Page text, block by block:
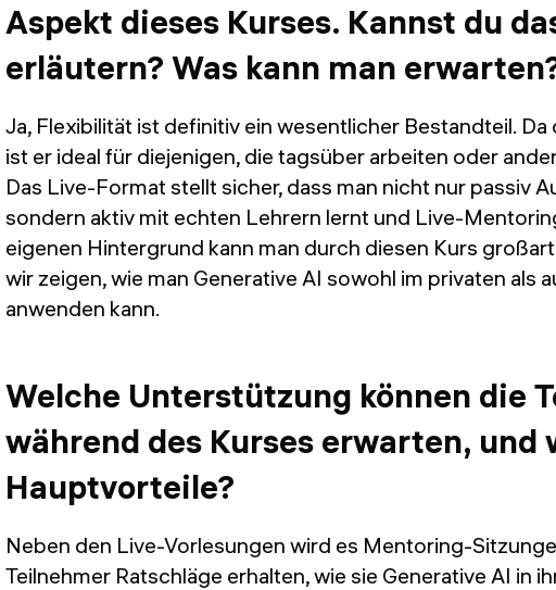
Aspekt dieses Kurses. Kannst du
erläutern? Was kann man
Ja, Flexibilität ist definitiv ein wesentlicher Bestandteil.
ist er ideal für diejenigen, die tagsüber arbeiten oder
Das Live-Format stellt sicher, dass man nicht nur passiv
sondern aktiv mit echten Lehrern lernt und Live-
eigenen Hintergrund kann man durch diesen Kurs
wir zeigen, wie man Generative AI sowohl im privaten als
anwenden kann.
Welche Unterstützung können die
während des Kurses erwarten, und
Hauptvorteile?
Neben den Live-Vorlesungen wird es Mentoring-
Teilnehmer Ratschläge erhalten, wie sie Generative AI in